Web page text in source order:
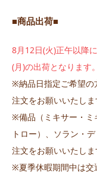
■商品出荷■
8月12日(火)正午以降
(月)の出荷となります。
※納品日指定ご希望の
注文をお願いいたしま
※備品（ミキサー・ミ
トロー）、ソラン・
注文をお願いいたしま
※夏季休暇期間中は交